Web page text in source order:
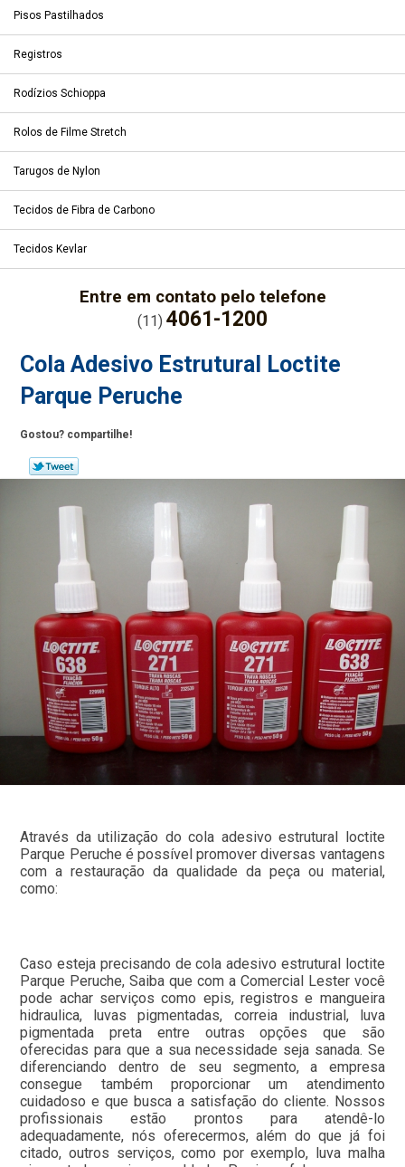
Pisos Pastilhados
Registros
Rodízios Schioppa
Rolos de Filme Stretch
Tarugos de Nylon
Tecidos de Fibra de Carbono
Tecidos Kevlar
Entre em contato pelo telefone
(11) 4061-1200
Cola Adesivo Estrutural Loctite
Parque Peruche
Gostou? compartilhe!
Através da utilização do cola adesivo estrutural loctite
Parque Peruche é possível promover diversas vantagens
com a restauração da qualidade da peça ou material,
como:
Caso esteja precisando de cola adesivo estrutural loctite
Parque Peruche, Saiba que com a Comercial Lester você
pode achar serviços como epis, registros e mangueira
hidraulica, luvas pigmentadas, correia industrial, luva
pigmentada preta entre outras opções que são
oferecidas para que a sua necessidade seja sanada. Se
diferenciando dentro de seu segmento, a empresa
consegue também proporcionar um atendimento
cuidadoso e que busca a satisfação do cliente. Nossos
profissionais estão prontos para atendê-lo
adequadamente, nós oferecermos, além do que já foi
citado, outros serviços, como por exemplo, luva malha